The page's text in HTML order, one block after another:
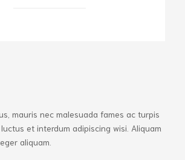
mauris nec malesuada fames ac turpis
et interdum adipiscing wisi. Aliquam
aliquam.